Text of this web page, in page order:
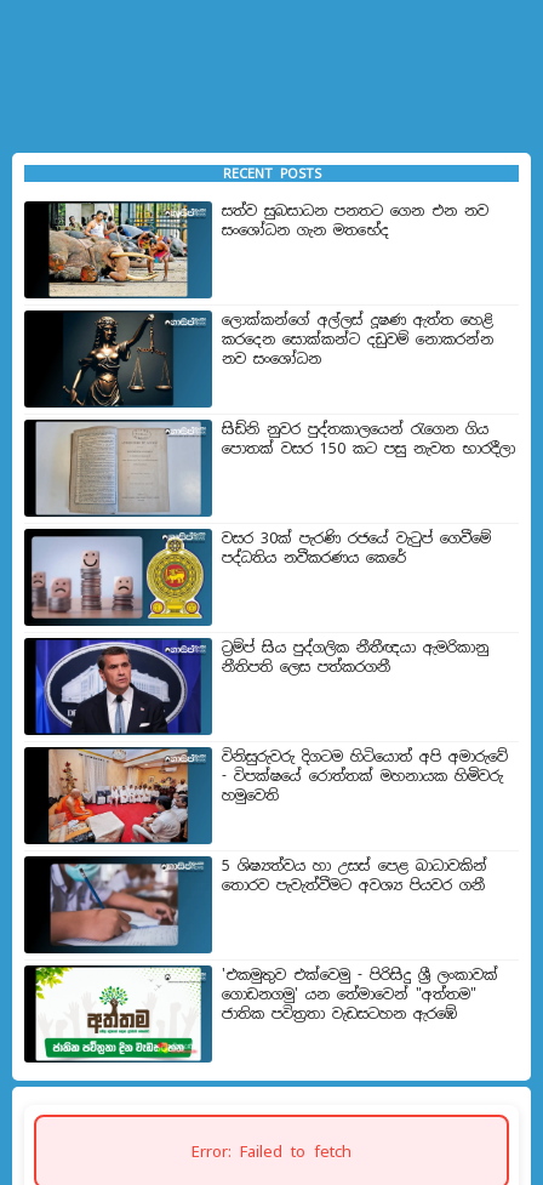
RECENT POSTS
සත්ව සුබසාධන පනතට ගෙන එන නව
සංශෝධන ගැන මතභේ​ද
ලොක්කන්ගේ අල්ලස් දූෂණ ඇත්ත හෙළි
කරදෙන සොක්කන්ට දඩුවම් නොකරන්න
නව සංශෝධන
සිඩ්නි නුවර පුද්තකාලයෙන් රැගෙන ගිය
පොතක් වසර 150 කට පසු නැවත භාරදීලා
වසර 30ක් පැරණි රජයේ වැටුප් ගෙවීමේ
පද්ධතිය නවීකරණය කෙරේ
ට්‍රම්ප් සිය පුද්ගලික නීතීඥයා ඇමරිකානු
නීතිපති ලෙස පත්කරගනී
විනිසුරුවරු දිගටම හිටියොත් අපි අමාරුවේ
- විපක්ෂයේ රොත්තක් මහනායක හිමිවරු
හමුවෙති
5 ශිෂ්‍යත්වය හා උසස් පෙළ බාධාවකින්
තොරව පැවැත්වීමට අවශ්‍ය පියවර ගනී
'එකමුතුව එක්වෙමු - පිරිසිදු ශ්‍රී ලංකාවක්
ගොඩනගමු' යන තේමාවෙන් "අත්තම"
ජාතික පවිත්‍රතා වැඩසටහන ඇරඹේ
Error: Failed to fetch